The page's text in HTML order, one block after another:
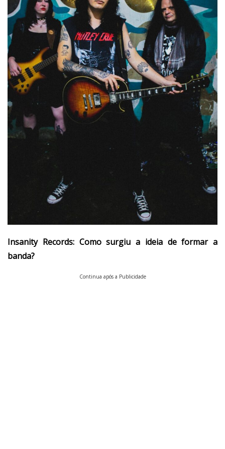
Insanity Records: Como surgiu a ideia de formar a
banda?
Continua após a Publicidade